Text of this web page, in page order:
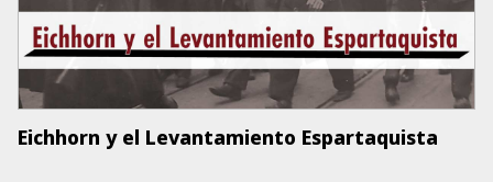
Eichhorn y el Levantamiento Espartaquista